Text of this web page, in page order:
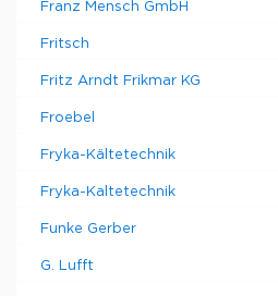
Franz Mensch GmbH
Fritsch
Fritz Arndt Frikmar KG
Froebel
Fryka-Kältetechnik
Fryka-Kaltetechnik
Funke Gerber
G. Lufft